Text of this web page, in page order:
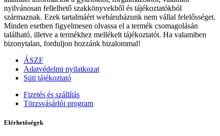
nyilvánosan fellelhető szakkönyvekből és tájékoztatókból
származnak. Ezek tartalmáért webáruházunk nem vállal felelősséget.
Minden esetben figyelmesen olvassa el a termék csomagolásán
található, illetve a termékhez mellékelt tájékoztatót. Ha valamiben
bizonytalan, forduljon hozzánk bizalommal!
ÁSZF
Adatvédelmi nyilatkozat
Süti tájékoztató
Fizetés és szállítás
Törzsvásárlói program
Elérhetőségek